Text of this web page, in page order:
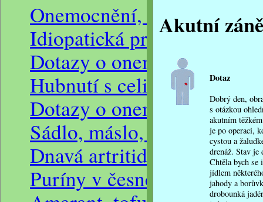
Onemocnění, nemoci
Idiopatická proktokolitida
Dotazy o onemocnění
Hubnutí s celiakií po
Dotazy o onemocnění
Sádlo, máslo, obiloviny při
Dnavá artritida,
Puríny v česneku,
Akutní
Dotaz
Dobrý den,
s otázkou
akutním
je po operaci,
cystou a
drenáž. Stav
Chtěla bych se
jídlem
jahody a
drobounká